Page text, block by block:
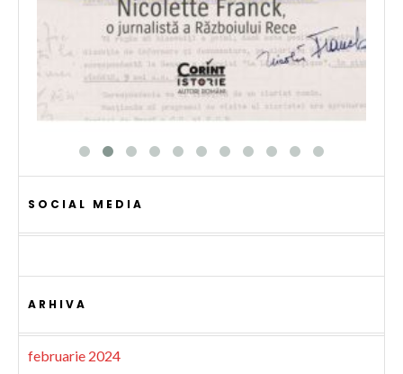
SOCIAL MEDIA
ARHIVA
februarie 2024